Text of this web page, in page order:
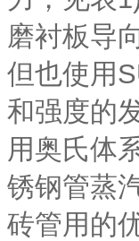
磨衬板导
但也使用
和强度的
用奥氏体
锈钢管蒸
砖管用的